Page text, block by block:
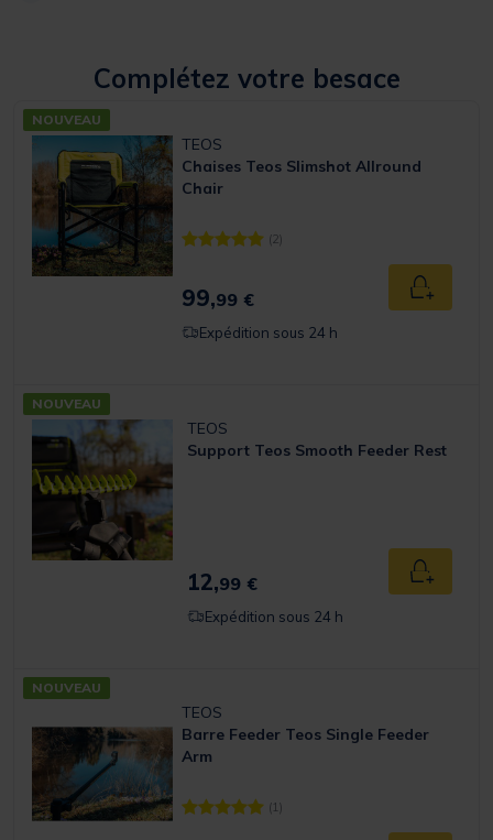
Complétez votre besace
NOUVEAU
TEOS
Chaises Teos Slimshot Allround
Chair
[object Object] out of 5 Customer Rating
(2)
99,99 € Ajouter
Expédition sous 24 h
NOUVEAU
TEOS
Support Teos Smooth Feeder Rest
12,99 € Ajouter
Expédition sous 24 h
NOUVEAU
TEOS
Barre Feeder Teos Single Feeder
Arm
[object Object] out of 5 Customer Rating
(1)